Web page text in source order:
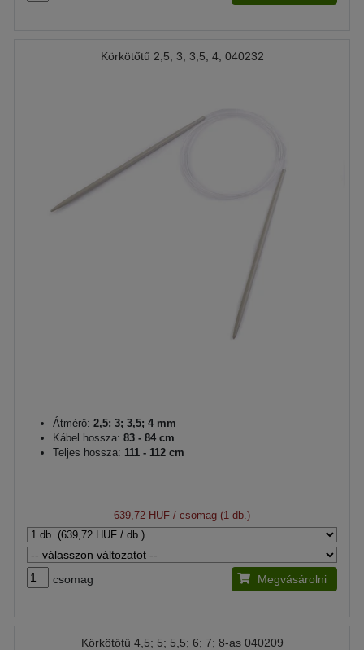
Körkötőtű 2,5; 3; 3,5; 4; 040232
Átmérő: 2,5; 3; 3,5; 4 mm
Kábel hossza: 83 - 84 cm
Teljes hossza: 111 - 112 cm
639,72 HUF / csomag (1 db.)
csomag Megvásárolni
Körkötőtű 4,5; 5; 5,5; 6; 7; 8-as 040209